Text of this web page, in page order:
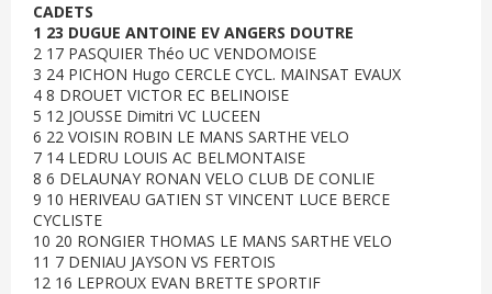
CADETS
1 23 DUGUE ANTOINE EV ANGERS DOUTRE
2 17 PASQUIER Théo UC VENDOMOISE
3 24 PICHON Hugo CERCLE CYCL. MAINSAT EVAUX
4 8 DROUET VICTOR EC BELINOISE
5 12 JOUSSE Dimitri VC LUCEEN
6 22 VOISIN ROBIN LE MANS SARTHE VELO
7 14 LEDRU LOUIS AC BELMONTAISE
8 6 DELAUNAY RONAN VELO CLUB DE CONLIE
9 10 HERIVEAU GATIEN ST VINCENT LUCE BERCE
CYCLISTE
10 20 RONGIER THOMAS LE MANS SARTHE VELO
11 7 DENIAU JAYSON VS FERTOIS
12 16 LEPROUX EVAN BRETTE SPORTIF